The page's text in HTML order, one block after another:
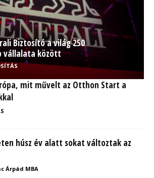
Biztosító a világ 250
vállalata között
mit művelt az Otthon Start a
húsz év alatt sokat változtak az
Árpád MBA